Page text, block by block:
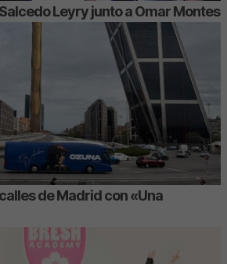
Salcedo Leyry junto a Omar Montes
de Madrid con «Una